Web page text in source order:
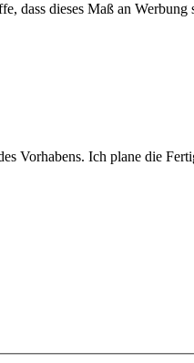
dass dieses Maß an
Vorhabens. Ich plane die